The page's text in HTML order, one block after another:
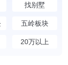
找别墅
五岭板块
20万以上